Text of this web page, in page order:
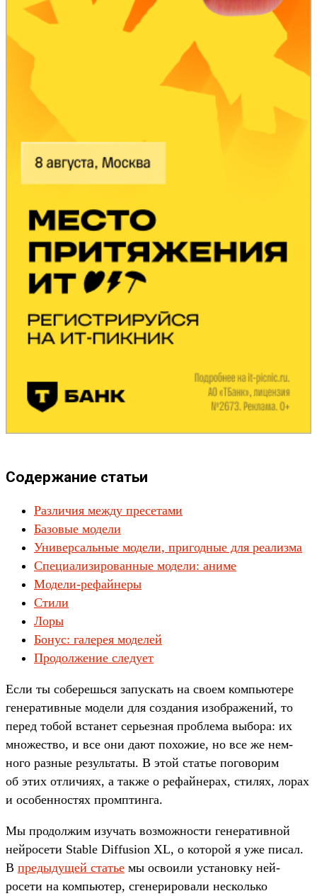
Содержание статьи
Различия между пресетами
Базовые модели
Универсальные модели, пригодные для реализма
Специализированные модели: аниме
Модели-рефайнеры
Стили
Лоры
Бонус: галерея моделей
Продолжение следует
Ес­ли ты соберешь­ся запус­кать на сво­ем компь­юте­ре
генера­тив­ные модели для соз­дания изоб­ражений, то
перед тобой вста­нет серь­езная проб­лема выбора: их
мно­жес­тво, и все они дают похожие, но все же нем­
ного раз­ные резуль­таты. В этой статье погово­рим
об этих отли­чиях, а так­же о рефай­нерах, сти­лях, лорах
и осо­бен­ностях пром­птин­га.
Мы про­дол­жим изу­чать воз­можнос­ти генера­тив­ной
ней­росети Stable Diffusion XL, о которой я уже писал.
В пре­дыду­щей статье мы осво­или уста­нов­ку ней­
росети на компь­ютер, сге­нери­рова­ли нес­коль­ко